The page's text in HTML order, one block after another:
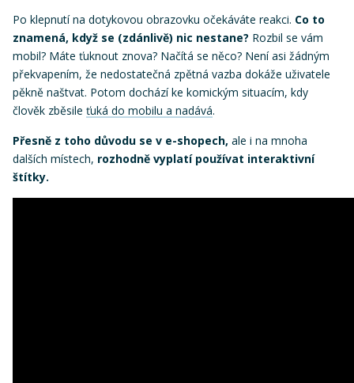
Po klepnutí na dotykovou obrazovku očekáváte reakci. Co to
znamená, když se (zdánlivě) nic nestane? Rozbil se vám
mobil? Máte ťuknout znova? Načítá se něco? Není asi žádným
překvapením, že nedostatečná zpětná vazba dokáže uživatele
pěkně naštvat. Potom dochází ke komickým situacím, kdy
člověk zběsile ťuká do mobilu a nadává.
Přesně z toho důvodu se v e-shopech, ale i na mnoha
dalších místech, rozhodně vyplatí používat interaktivní
štítky.